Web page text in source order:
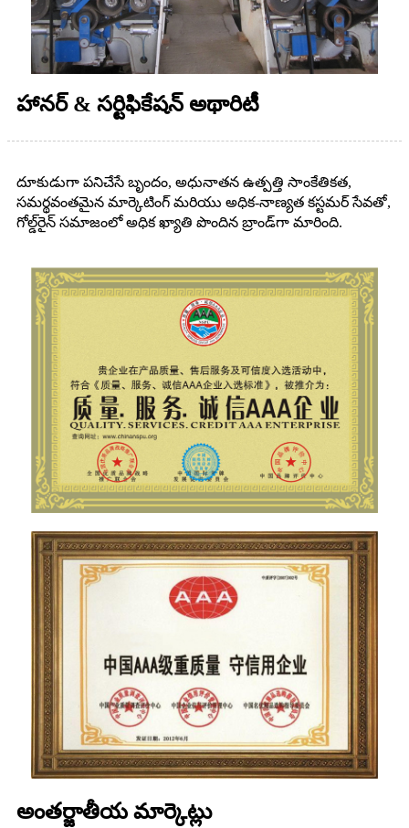
హానర్ & సర్టిఫికేషన్ అథారిటీ
దూకుడుగా పనిచేసే బృందం, అధునాతన ఉత్పత్తి సాంకేతికత,
సమర్థవంతమైన మార్కెటింగ్ మరియు అధిక-నాణ్యత కస్టమర్ సేవతో,
గోల్డ్‌రైన్ సమాజంలో అధిక ఖ్యాతి పొందిన బ్రాండ్‌గా మారింది.
అంతర్జాతీయ మార్కెట్లు